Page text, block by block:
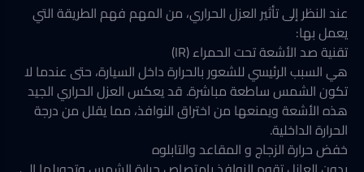
عند النظر إلى تأثير العزل الحراري، من المهم فهم الطريقة التي
يعمل بها:
تقنية صد الأشعة تحت الحمراء (IR)
هي السبب الرئيسي للشعور بالحرارة داخل السيارة، حتى عندما لا
تكون الشمس ساطعة مباشرة. قد يعكس العزل الحراري الجيد
هذه الأشعة ويمنعها من اختراق النوافذ، مما يقلل من درجة
الحرارة الداخلية.
خفض حرارة الزجاج و المقاعد والتابلوه